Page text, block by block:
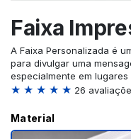
Faixa
A Faixa Personalizada é
para divulgar uma
especialmente em lugares
★ ★ ★ ★ ★ 26
Material